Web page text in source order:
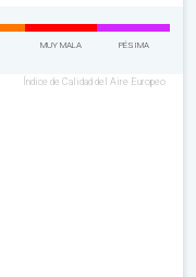
MUY MALA PÉSIMA
Índice de Calidad del Aire Europeo